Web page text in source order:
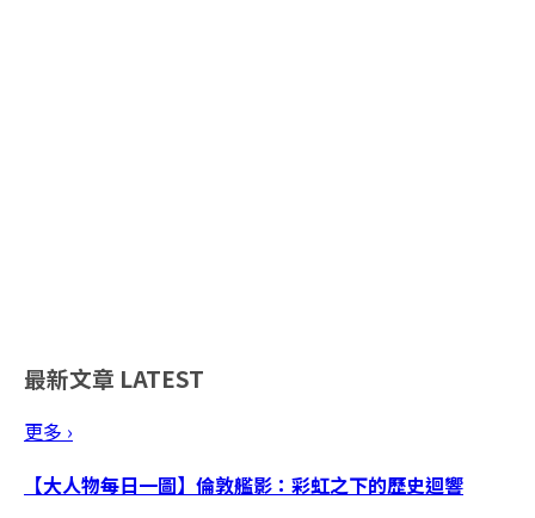
最新文章 LATEST
更多 ›
【大人物每日一圖】倫敦艦影：彩虹之下的歷史迴響